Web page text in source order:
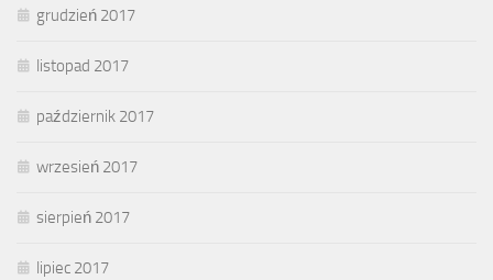
grudzień 2017
listopad 2017
październik 2017
wrzesień 2017
sierpień 2017
lipiec 2017